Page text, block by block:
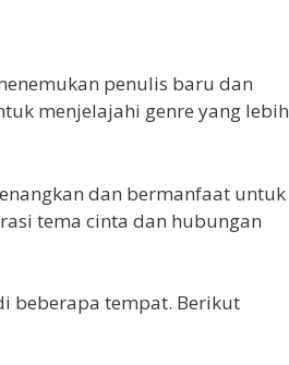
penulis baru dan
menjelajahi genre yang lebih
dan bermanfaat untuk
tema cinta dan hubungan
beberapa tempat. Berikut